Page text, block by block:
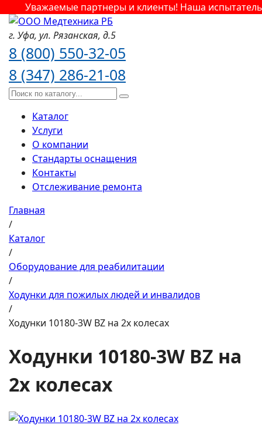
Уважаемые партнеры и клиенты! Наша
г. Уфа, ул. Рязанская, д.5
8 (800) 550-32-05
8 (347) 286-21-08
Каталог
Услуги
О компании
Стандарты оснащения
Контакты
Отслеживание ремонта
Главная
/
Каталог
/
Оборудование для реабилитации
/
Ходунки для пожилых людей и инвалидов
/
Ходунки 10180-3W BZ на 2х колесах
Ходунки 10180-3W BZ на
2х колесах